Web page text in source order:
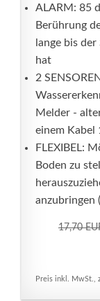
ALARM: 85
Berührung
lange bis
hat
2
Melder -
einem Kabel
FLEXIBEL:
Boden zu
anzubringen
17,70
Preis inkl. MwSt.,